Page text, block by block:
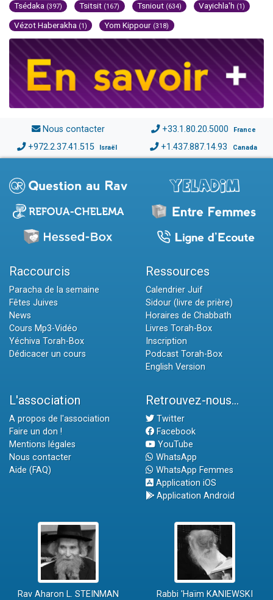
Tsédaka (397) Tsitsit (167) Tsniout (634) Vayichla'h (1)
Vézot Haberakha (1) Yom Kippour (318)
Nous contacter +33.1.80.20.5000 France
+972.2.37.41.515 Israël +1.437.887.14.93 Canada
Raccourcis
Paracha de la semaine
Fêtes Juives
News
Cours Mp3-Vidéo
Yéchiva Torah-Box
Dédicacer un cours
Ressources
Calendrier Juif
Sidour (livre de prière)
Horaires de Chabbath
Livres Torah-Box
Inscription
Podcast Torah-Box
English Version
L'association
A propos de l'association
Faire un don !
Mentions légales
Nous contacter
Aide (FAQ)
Retrouvez-nous...
Twitter
Facebook
YouTube
WhatsApp
WhatsApp Femmes
Application iOS
Application Android
Rav Aharon L. STEINMAN Rabbi 'Haïm KANIEWSKI